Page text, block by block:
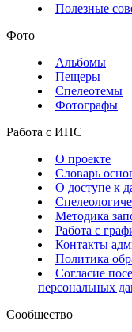
Полезные
Фото
Альбомы
Пещеры
Спелеотемы
Фотографы
Работа с ИПС
О проекте
Словарь
О доступе к
Методика
Работа с
Контакты
Политика
Согласие
персональных
Сообщество